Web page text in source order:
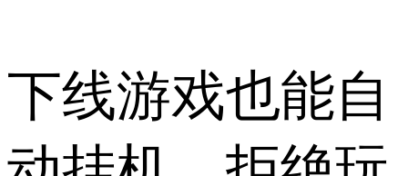
下线游戏也能自